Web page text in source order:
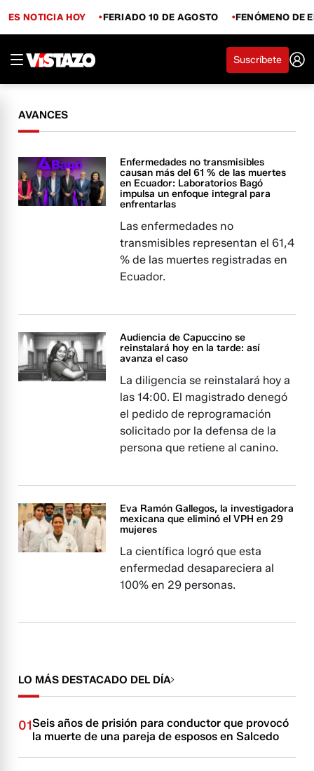
ES NOTICIA HOY FERIADO 10 DE AGOSTO FENÓMENO DE
Suscríbete
AVANCES
Enfermedades no transmisibles
causan más del 61 % de las muertes
en Ecuador: Laboratorios Bagó
impulsa un enfoque integral para
enfrentarlas
Las enfermedades no
transmisibles representan el 61,4
% de las muertes registradas en
Ecuador.
Audiencia de Capuccino se
reinstalará hoy en la tarde: así
avanza el caso
La diligencia se reinstalará hoy a
las 14:00. El magistrado denegó
el pedido de reprogramación
solicitado por la defensa de la
persona que retiene al canino.
Eva Ramón Gallegos, la investigadora
mexicana que eliminó el VPH en 29
mujeres
La científica logró que esta
enfermedad desapareciera al
100% en 29 personas.
LO MÁS DESTACADO DEL DÍA
01Seis años de prisión para conductor que provocó
la muerte de una pareja de esposos en Salcedo